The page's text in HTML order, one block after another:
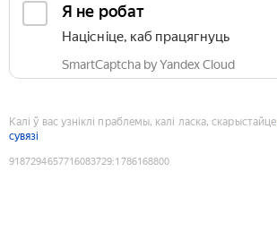
Я не робат
Націсніце, каб працягнуць
SmartCaptcha by Yandex Cloud
Калі ў вас узніклі праблемы, калі ласка, скарыстайце
сувязі
9187294657716083729:1786168800